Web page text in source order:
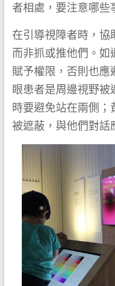
者相處，要注意哪些
在引導視障者時，協
而非抓或推他們。如
賦予權限，否則也應
眼患者是周邊視野
時要避免站在兩側
被遮蔽，與他們對話